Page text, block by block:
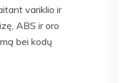
variklio ir
ABS ir oro
bei kodų